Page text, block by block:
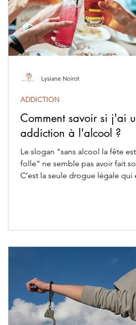
Comment savoir si j'ai
addiction à l'alcool ?
Le slogan "sans alcool la fête
folle" ne semble pas avoir fait
C’est la seule drogue légale qui
ADDICTION
Lysiane Noirot